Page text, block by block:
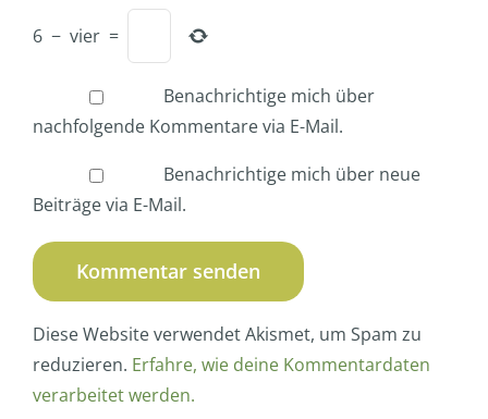
6 − vier =
Benachrichtige mich über
nachfolgende Kommentare via E-Mail.
Benachrichtige mich über neue
Beiträge via E-Mail.
Diese Website verwendet Akismet, um Spam zu
reduzieren. Erfahre, wie deine Kommentardaten
verarbeitet werden.